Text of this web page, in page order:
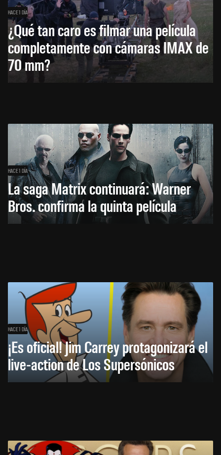
HACE 1 DÍA
¿Qué tan caro es filmar una película
completamente con cámaras IMAX de
70 mm?
HACE 1 DÍA
La saga Matrix continuará: Warner
Bros. confirma la quinta película
HACE 1 DÍA
¡Es oficial! Jim Carrey protagonizará el
live-action de Los Supersónicos